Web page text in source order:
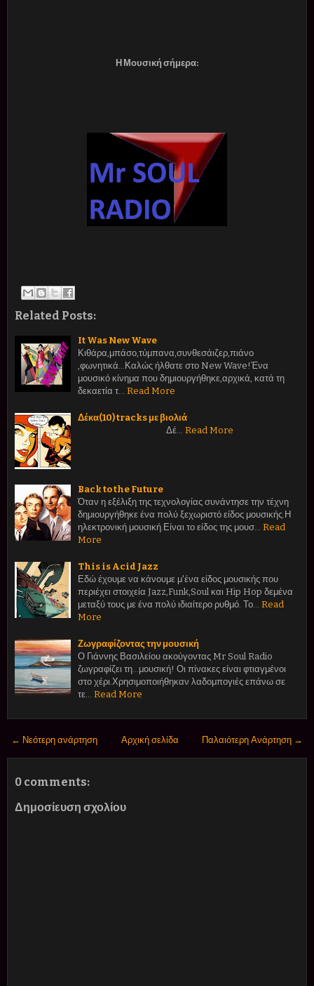
Η Μουσική σήμερα:
Related Posts:
It Was New Wave
Κιθάρα,μπάσο,τύμπανα,συνθεσάιζερ,πιάνο
,φωνητικά...Καλώς ήλθατε στο New Wave!Ένα
μουσικό κίνημα που δημιουργήθηκε,αρχικά, κατά τη
δεκαετία τ…
Read More
Δέκα(10) tracks με βιολιά
Δέ…
Read More
Back to the Future
Όταν η εξέλιξη της τεχνολογίας συνάντησε την τέχνη
δημιουργήθηκε ένα πολύ ξεχωριστό είδος μουσικής.Η
ηλεκτρονική μουσική.Είναι το είδος της μουσ…
Read
More
This is Acid Jazz
Εδώ έχουμε να κάνουμε μ'ένα είδος μουσικής που
περιέχει στοιχεία Jazz,Funk,Soul και Hip Hop δεμένα
μεταξύ τους με ένα πολύ ιδιαίτερο ρυθμό. Το…
Read
More
Ζωγραφίζοντας την μουσική
Ο Γιάννης Βασιλείου ακούγοντας Mr Soul Radio
ζωγραφίζει τη...μουσική! Οι πίνακες είναι φτιαγμένοι
στο χέρι.Χρησιμοποιήθηκαν λαδομπογιές επάνω σε
τε…
Read More
← Νεότερη ανάρτηση Παλαιότερη Ανάρτηση →
Αρχική σελίδα
0 comments:
Δημοσίευση σχολίου